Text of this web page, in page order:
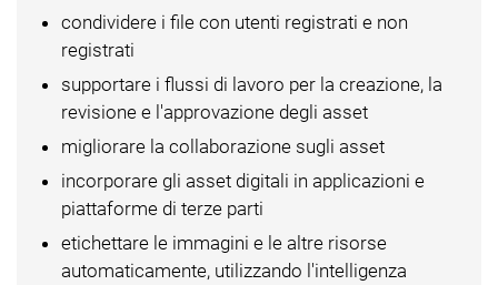
condividere i file con utenti registrati e non
registrati
supportare i flussi di lavoro per la creazione, la
revisione e l'approvazione degli asset
migliorare la collaborazione sugli asset
incorporare gli asset digitali in applicazioni e
piattaforme di terze parti
etichettare le immagini e le altre risorse
automaticamente, utilizzando l'intelligenza